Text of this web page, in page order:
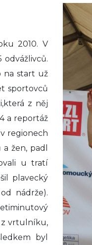
2010. V
na start už
sportovců
z něj
a reportáž
regionech
žen, padl
u tratí
plavecký
nádrže).
z vrtulníku,
byl